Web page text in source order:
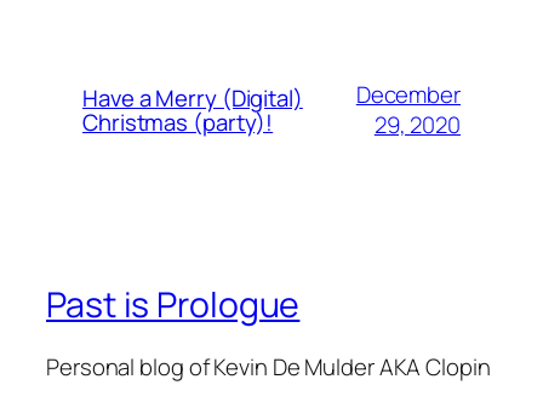
Have a Merry (Digital)
Christmas (party)!
December
29, 2020
Past is Prologue
Personal blog of Kevin De Mulder AKA Clopin